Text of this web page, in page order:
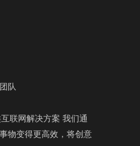
队
联网解决方案 我们通
物变得更高效，将创意